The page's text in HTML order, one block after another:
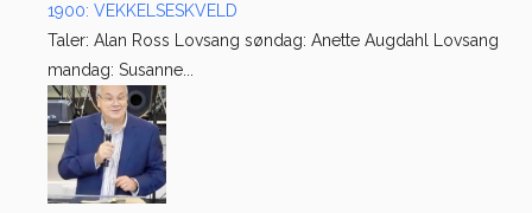
1900: VEKKELSESKVELD
Taler: Alan Ross Lovsang søndag: Anette Augdahl Lovsang
mandag: Susanne...